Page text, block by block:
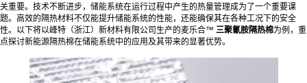
关重要。技术不断进步，储能系统在运行过程中产生的热量管理成为了一个重要课
题。高效的隔热材料不仅能提升储能系统的性能，还能确保其在各种工况下的安全
性。以下将以峰特（浙江）新材料有限公司生产的麦乐合™ 三聚氰胺隔热棉为例，重
点探讨新能源隔热棉在储能系统中的应用及其带来的显著优势。